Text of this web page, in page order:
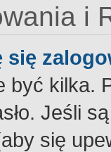
i
się
być kilka.
Jeśli
się